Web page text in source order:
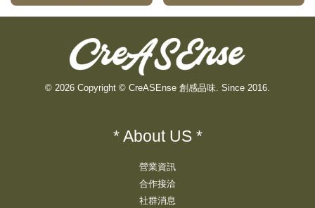
© 2026 Copyright © CreASEnse 創感品味. Since 2016.
* About US *
營業資訊
合作接洽
社群消息